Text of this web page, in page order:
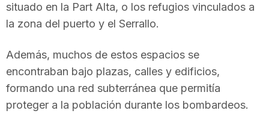
situado en la Part Alta, o los refugios vinculados a
la zona del puerto y el Serrallo.
Además, muchos de estos espacios se
encontraban bajo plazas, calles y edificios,
formando una red subterránea que permitía
proteger a la población durante los bombardeos.